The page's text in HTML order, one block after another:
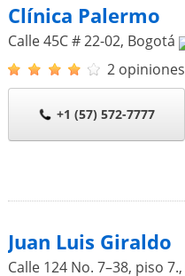
Clínica Palermo
Calle 45C # 22-02, Bogotá
2 opiniones
+1 (57) 572-7777
Juan Luis Giraldo
Calle 124 No. 7–38, piso 7.,